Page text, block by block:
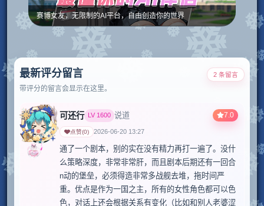
赛博女友，无限制的AI平台，自由创造你的世界
最新评分留言
带评分的留言会显示在这里。
2 条留言
7.0
可还行 LV 1600 说道
点赞(0) 2026-06-20 13:27
通了一个剧本，别的实在没有精力再打一遍了。没什
么策略深度，非常非常肝，而且剧本后期还有一回合
n动的堡垒，必须得造非常多战舰去堆，拖时间严
重。优点是作为一国之主，所有的女性角色都可以色
色，对话上还会根据关系有变化（比如和别人老婆涩